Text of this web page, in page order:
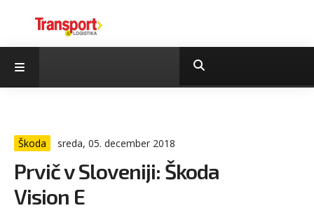
Škoda sreda, 05. december 2018
Prvič v Sloveniji: Škoda
Vision E